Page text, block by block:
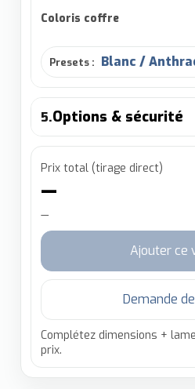
Coloris coffre
Presets : Blanc /
5.Options & sécurité
Prix total (tirage direct)
—
—
Ajouter ce
Demande
Complétez dimensions +
prix.